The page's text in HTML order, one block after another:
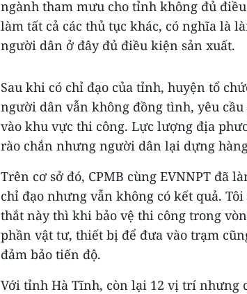
ngành tham mưu cho tỉnh không đủ
làm tất cả các thủ tục khác, có nghĩa là
người dân ở đây đủ điều kiện sản xuất.
Sau khi có chỉ đạo của tỉnh, huyện tổ
người dân vẫn không đồng tình, yêu
vào khu vực thi công. Lực lượng địa
rào chắn nhưng người dân lại dựng
Trên cơ sở đó, CPMB cùng EVNNPT đã
chỉ đạo nhưng vẫn không có kết quả.
thắt này thì khi bảo vệ thi công trong
phần vật tư, thiết bị để đưa vào trạm
đảm bảo tiến độ.
Với tỉnh Hà Tĩnh, còn lại 12 vị trí nhưng